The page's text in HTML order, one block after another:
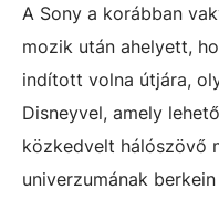
A Sony a korábban
mozik után ahelyett,
indított volna útjára,
Disneyvel, amely
közkedvelt hálószövő
univerzumának